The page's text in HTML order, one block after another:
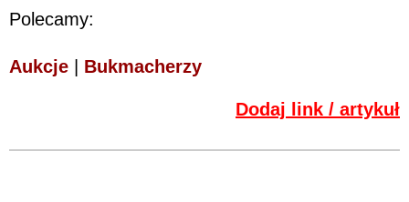
Polecamy:
Aukcje Bukmacherzy
Dodaj link / artykuł